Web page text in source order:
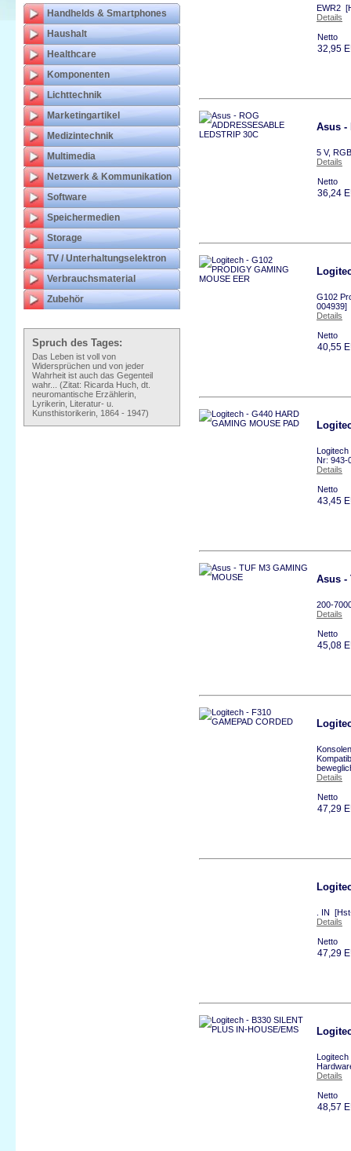
EWR2
Details
Netto
32,95
Asus -
5 V,
Details
Netto
36,24
G102
004939]
Details
Netto
40,55
Logitech
Nr: 943-
Details
Netto
43,45
Asus -
200-
Details
Netto
45,08
Details
Netto
47,29
. IN
Details
Netto
47,29
Logitech
Details
Netto
48,57
Handhelds & Smartphones
Haushalt
Healthcare
Komponenten
Lichttechnik
Marketingartikel
Medizintechnik
Multimedia
Netzwerk & Kommunikation
Software
Speichermedien
Storage
TV / Unterhaltungselektron
Verbrauchsmaterial
Zubehör
Spruch des Tages:
Das Leben ist voll von
Widersprüchen und von jeder
Wahrheit ist auch das Gegenteil
wahr... (Zitat: Ricarda Huch, dt.
neuromantische Erzählerin,
Lyrikerin, Literatur- u.
Kunsthistorikerin, 1864 - 1947)